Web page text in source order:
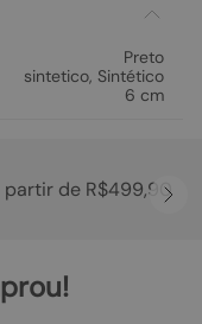
Preto
sintetico, Sintético
6 cm
de R$499,90